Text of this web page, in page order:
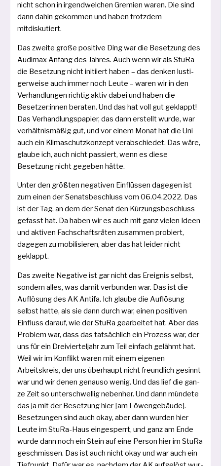
nicht schon in irgend­wel­chen Gremien waren. Die sind
dann dahin gekom­men und haben trotz­dem
mitdiskutiert.
Das zwei­te gro­ße posi­ti­ve Ding war die Besetzung des
Audimax Anfang des Jahres. Auch wenn wir als StuRa
die Besetzung nicht initi­iert haben – das den­ken lus­ti­
ger­wei­se auch immer noch Leute – waren wir in den
Verhandlungen rich­tig aktiv dabei und haben die
Besetzer:innen bera­ten. Und das hat voll gut geklappt!
Das Verhandlungspapier, das dann erstellt wur­de, war
ver­hält­nis­mä­ßig gut, und vor einem Monat hat die Uni
auch ein Klimaschutzkonzept ver­ab­schie­det. Das wäre,
glau­be ich, auch nicht pas­siert, wenn es die­se
Besetzung nicht gege­ben hätte.
Unter den größ­ten nega­ti­ven Einflüssen dage­gen ist
zum einen der Senatsbeschluss vom 06.04.2022. Das
ist der Tag, an dem der Senat den Kürzungsbeschluss
gefasst hat. Da haben wir es auch mit ganz vie­len Ideen
und akti­ven Fachschaftsräten zusam­men pro­biert,
dage­gen zu mobi­li­sie­ren, aber das hat lei­der nicht
geklappt.
Das zwei­te Negative ist gar nicht das Ereignis selbst,
son­dern alles, was damit ver­bun­den war. Das ist die
Auflösung des AK Antifa. Ich glau­be die Auflösung
selbst hat­te, als sie dann durch war, einen posi­ti­ven
Einfluss dar­auf, wie der StuRa gear­bei­tet hat. Aber das
Problem war, dass das tat­säch­lich ein Prozess war, der
uns für ein Dreivierteljahr zum Teil ein­fach gelähmt hat.
Weil wir im Konflikt waren mit einem eige­nen
Arbeitskreis, der uns über­haupt nicht freund­lich gesinnt
war und wir denen genau­so wenig. Und das lief die gan­
ze Zeit so unter­schwel­lig neben­her. Und dann mün­de­te
das ja mit der Besetzung hier [am Löwengebäude].
Besetzungen sind auch okay, aber dann wur­den hier
Leute im StuRa-Haus ein­ge­sperrt, und ganz am Ende
wur­de dann noch ein Stein auf eine Person hier im StuRa
geschmis­sen. Das ist auch nicht okay und war auch ein